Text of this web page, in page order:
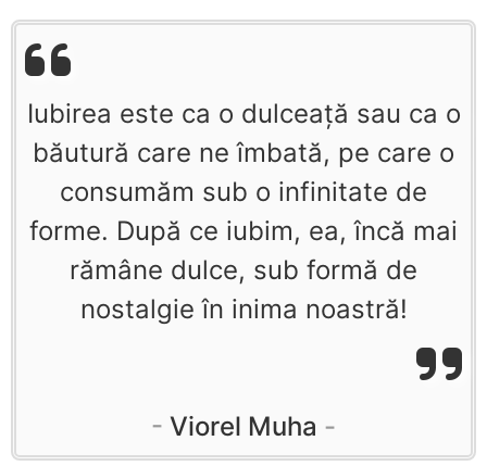
Iubirea este ca o dulceaţă sau ca o
băutură care ne îmbată, pe care o
consumăm sub o infinitate de
forme. După ce iubim, ea, încă mai
rămâne dulce, sub formă de
nostalgie în inima noastră!
Viorel Muha